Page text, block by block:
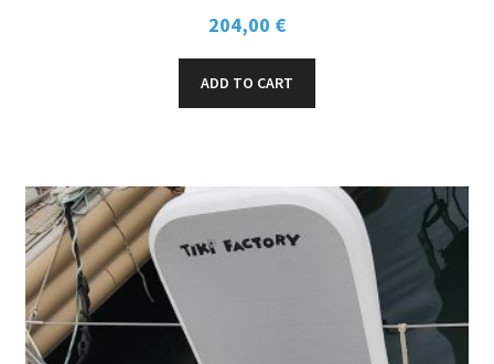
204,00 €
ADD TO CART